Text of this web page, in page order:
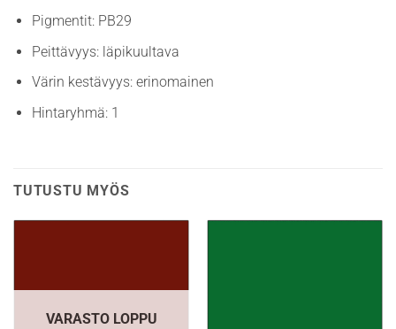
Pigmentit: PB29
Peittävyys: läpikuultava
Värin kestävyys: erinomainen
Hintaryhmä: 1
TUTUSTU MYÖS
VARASTO LOPPU